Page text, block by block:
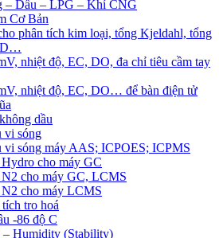
– Dầu – LPG – Khí CNG
Cơ Bản
phân tích kim loại, tổng Kjeldahl, tổng
nhiệt độ, EC, DO, đa chỉ tiêu cầm tay
nhiệt độ, EC, DO… để bàn điện tử
dầu
vi sóng
vi sóng máy AAS; ICPOES; ICPMS
cho máy GC
cho máy GC, LCMS
cho máy LCMS
tro hoá
-86 độ C
Humidity (Stability)